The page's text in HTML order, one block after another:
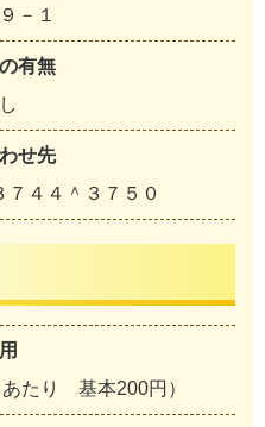
－１
有無
せ先
４４＾３７５０
たり 基本200円）